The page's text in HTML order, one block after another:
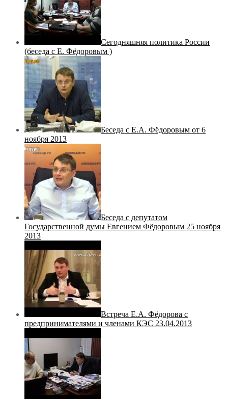
Сегодняшняя политика России
(беседа с Е. Фёдоровым )
Беседа с Е.А. Фёдоровым от 6
ноября 2013
Беседа с депутатом
Государственной думы Евгением Фёдоровым 25 ноября
2013
Встреча Е.А. Фёдорова с
предпринимателями и членами КЭС 23.04.2013